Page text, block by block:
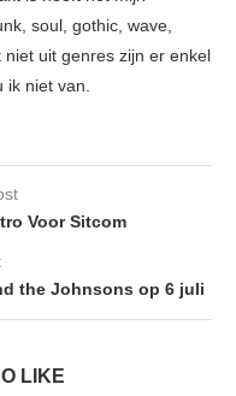
soul, gothic, wave,
uit genres zijn er enkel
ik niet van.
Voor Sitcom
the Johnsons op 6 juli
LIKE